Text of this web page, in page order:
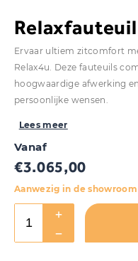
Ervaar ultiem zitcomfort
Relax4u. Deze fauteuils
hoogwaardige afwerking
persoonlijke wensen.
Lees meer
Vanaf
€3.065,00
Aanwezig in de showroom